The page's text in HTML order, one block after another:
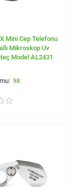
Mini Cep Telefonu
Mikroskop Uv
Model AL2431
98